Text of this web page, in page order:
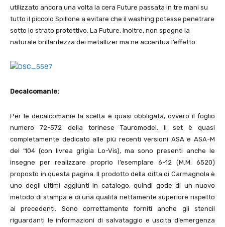
utilizzato ancora una volta la cera Future passata in tre mani su
tutto il piccolo Spillone a evitare che il washing potesse penetrare
sotto lo strato protettivo. La Future, inoltre, non spegne la
naturale brillantezza dei metallizer ma ne accentua l’effetto.
Decalcomanie:
Per le decalcomanie la scelta è quasi obbligata, ovvero il foglio
numero 72-572 della torinese Tauromodel. Il set è quasi
completamente dedicato alle più recenti versioni ASA e ASA-M
del ‘104 (con livrea grigia Lo-Vis), ma sono presenti anche le
insegne per realizzare proprio l’esemplare 6-12 (M.M. 6520)
proposto in questa pagina. Il prodotto della ditta di Carmagnola è
uno degli ultimi aggiunti in catalogo, quindi gode di un nuovo
metodo di stampa e di una qualità nettamente superiore rispetto
ai precedenti. Sono correttamente forniti anche gli stencil
riguardanti le informazioni di salvataggio e uscita d’emergenza